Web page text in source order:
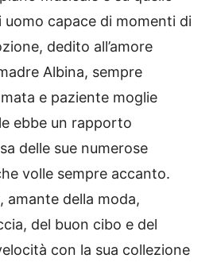
uomo capace di momenti di
dedito all’amore
Albina, sempre
e paziente moglie
ebbe un rapporto
delle sue numerose
volle sempre accanto.
amante della moda,
del buon cibo e del
con la sua collezione